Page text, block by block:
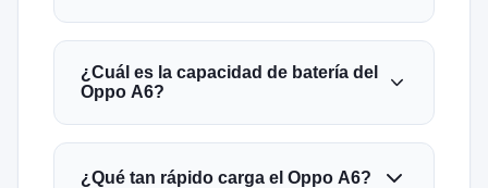
¿Cuál es la capacidad de batería del
Oppo A6?
¿Qué tan rápido carga el Oppo A6?